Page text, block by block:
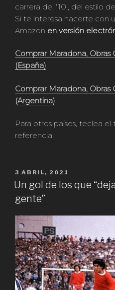
carrera del ‘10’, del estilo
Si te interesa hacerte con
Amazon en versión
Comprar Maradona,
(España)
Comprar Maradona,
(Argentina)
Para otros países, teclea
referencia.
PUBLICADO
EN
3 ABRIL, 2021
Un gol de los que
gente”